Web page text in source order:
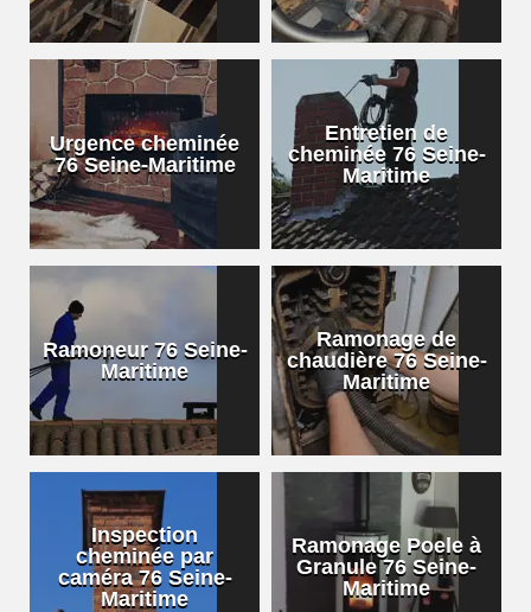
Urgence cheminée
76 Seine-Maritime
Entretien de
cheminée 76 Seine-
Maritime
Ramoneur 76 Seine-
Maritime
Ramonage de
chaudière 76 Seine-
Maritime
Inspection
cheminée par
caméra 76 Seine-
Maritime
Ramonage Poele à
Granule 76 Seine-
Maritime